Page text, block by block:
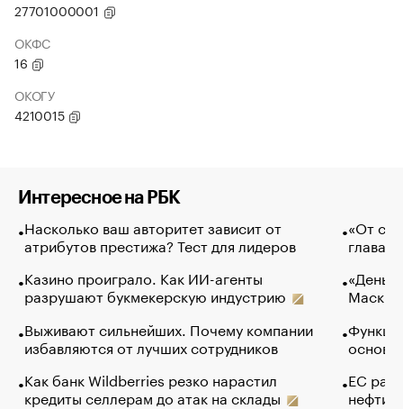
27701000001
ОКФС
16
ОКОГУ
4210015
Интересное на РБК
Насколько ваш авторитет зависит от
атрибутов престижа? Тест для лидеров
Казино проиграло. Как ИИ-агенты
разрушают букмекерскую индустрию
Выживают сильнейших. Почему компании
избавляются от лучших сотрудников
Как банк Wildberries резко нарастил
кредиты селлерам до атак на склады
«От
глава
Маск в
основ
ЕС
нефти